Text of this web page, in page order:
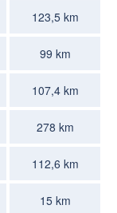
123,5 km
99 km
107,4 km
278 km
112,6 km
15 km